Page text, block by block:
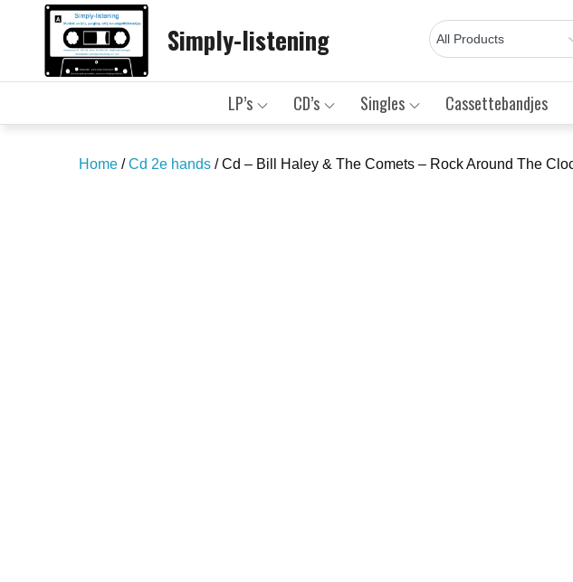
Simply-listening
LP’s CD’s Singles Cassettebandjes
Home /Cd 2e hands / Cd – Bill Haley & The Comets – Rock Around The